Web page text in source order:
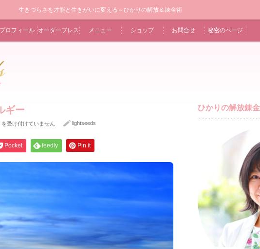
生きづらさを才能と生きがいに変える～ひかりの解放＆錬金術
プロフィール オーダーブレス メニュー ショップ お問合せ 秘密のページ
ギー
を受け付けていません lightseeds
Pocket feedly Pin it
ひかりの解放錬